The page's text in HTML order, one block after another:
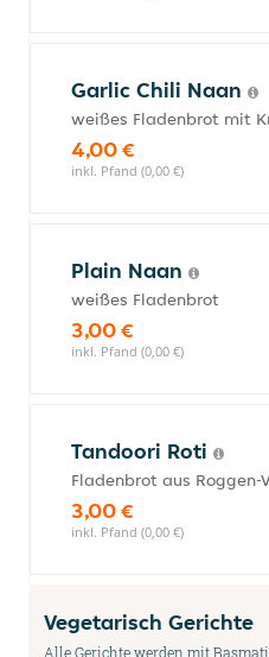
Garlic Chili Naan
weißes Fladenbrot mit
4,00 €
inkl. Pfand (0,00 €)
Plain Naan
weißes Fladenbrot
3,00 €
inkl. Pfand (0,00 €)
Tandoori Roti
Fladenbrot aus Roggen-
3,00 €
inkl. Pfand (0,00 €)
Vegetarisch Gerichte
Alle Gerichte werden mit